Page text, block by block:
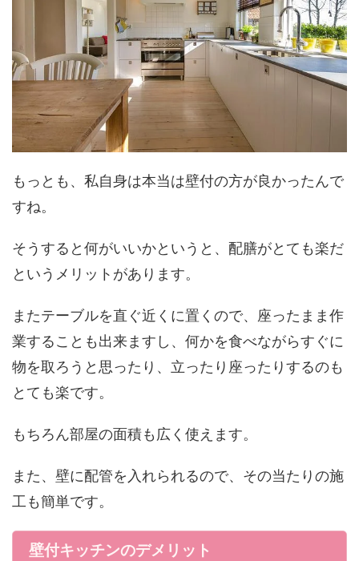
もっとも、私自身は本当は壁付の方が良かったんで
すね。
そうすると何がいいかというと、配膳がとても楽だ
というメリットがあります。
またテーブルを直ぐ近くに置くので、座ったまま作
業することも出来ますし、何かを食べながらすぐに
物を取ろうと思ったり、立ったり座ったりするのも
とても楽です。
もちろん部屋の面積も広く使えます。
また、壁に配管を入れられるので、その当たりの施
工も簡単です。
壁付キッチンのデメリット